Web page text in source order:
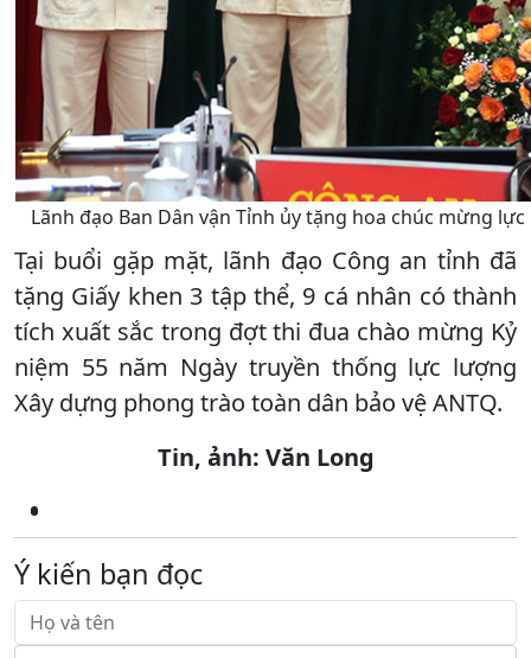
Lãnh đạo Ban Dân vận Tỉnh ủy tặng hoa chúc mừng
Tại buổi gặp mặt, lãnh đạo Công an tỉnh đã
tặng Giấy khen 3 tập thể, 9 cá nhân có thành
tích xuất sắc trong đợt thi đua chào mừng Kỷ
niệm 55 năm Ngày truyền thống lực lượng
Xây dựng phong trào toàn dân bảo vệ ANTQ.
Tin, ảnh: Văn Long
Ý kiến bạn đọc